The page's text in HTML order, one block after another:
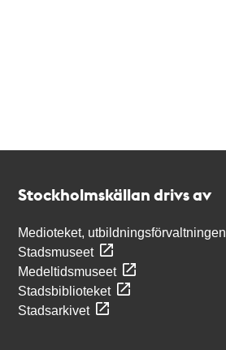
Stockholmskällan drivs av
Medioteket, utbildningsförvaltningen
Stadsmuseet
Medeltidsmuseet
Stadsbiblioteket
Stadsarkivet